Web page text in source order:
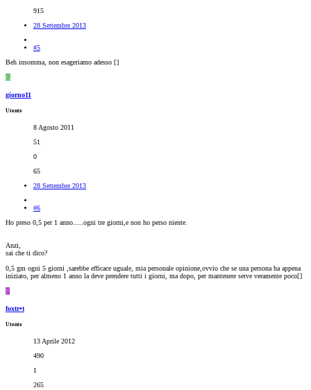
915
28 Settembre 2013
#5
Beh insomma, non esageriamo adesso []
G
giorno11
Utente
8 Agosto 2011
51
0
65
28 Settembre 2013
#6
Ho preso 0,5 per 1 anno.....ogni tre giorni,e non ho perso niente.
Anzi,
sai che ti dico?
0,5 gm ogni 5 giorni ,sarebbe efficace uguale, mia personale opinione,ovvio che se una persona ha appena
iniziato, per almeno 1 anno la deve prendere tutti i giorni, ma dopo, per mantenere serve veramente poco[]
F
foxtr•t
Utente
13 Aprile 2012
490
1
265